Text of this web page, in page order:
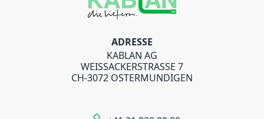
ADRESSE
KABLAN AG
WEISSACKERSTRASSE 7
CH-3072 OSTERMUNDIGEN